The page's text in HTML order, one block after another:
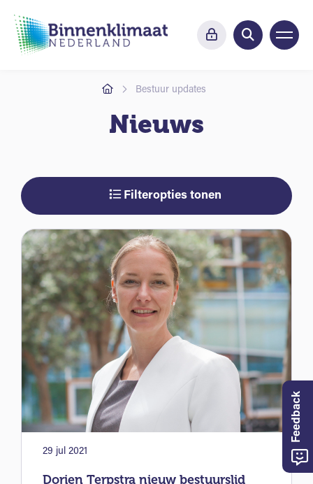
Bestuur updates
Nieuws
Filteropties tonen
29 jul 2021
Dorien Terpstra nieuw bestuurslid
Feedback